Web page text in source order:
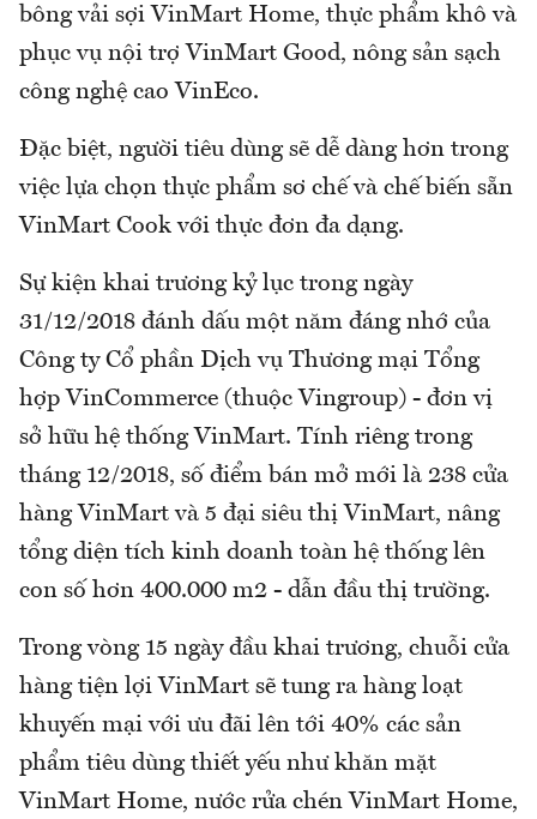
bông vải sợi VinMart Home, thực phẩm khô và
phục vụ nội trợ VinMart Good, nông sản sạch
công nghệ cao VinEco.
Đặc biệt, người tiêu dùng sẽ dễ dàng hơn trong
việc lựa chọn thực phẩm sơ chế và chế biến sẵn
VinMart Cook với thực đơn đa dạng.
Sự kiện khai trương kỷ lục trong ngày
31/12/2018 đánh dấu một năm đáng nhớ của
Công ty Cổ phần Dịch vụ Thương mại Tổng
hợp VinCommerce (thuộc Vingroup) - đơn vị
sở hữu hệ thống VinMart. Tính riêng trong
tháng 12/2018, số điểm bán mở mới là 238 cửa
hàng VinMart và 5 đại siêu thị VinMart, nâng
tổng diện tích kinh doanh toàn hệ thống lên
con số hơn 400.000 m2 - dẫn đầu thị trường.
Trong vòng 15 ngày đầu khai trương, chuỗi cửa
hàng tiện lợi VinMart sẽ tung ra hàng loạt
khuyến mại với ưu đãi lên tới 40% các sản
phẩm tiêu dùng thiết yếu như khăn mặt
VinMart Home, nước rửa chén VinMart Home,